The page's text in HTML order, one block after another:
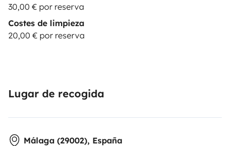
30,00 € por reserva
Costes de limpieza
20,00 € por reserva
Lugar de recogida
Málaga (29002), España